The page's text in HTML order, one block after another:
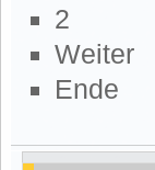
2
Weiter
Ende